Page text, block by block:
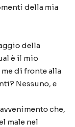
della mia
della
è il mio
di fronte alla
Nessuno, e
avvenimento che,
male nel